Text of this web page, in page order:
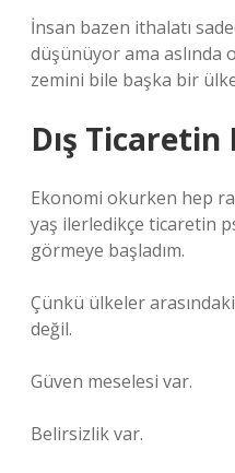
İnsan bazen ithalatı
düşünüyor ama aslında
zemini bile başka bir
Dış
Ekonomi okurken hep
yaş ilerledikçe ticaretin
görmeye başladım.
Çünkü ülkeler
değil.
Güven meselesi var.
Belirsizlik var.